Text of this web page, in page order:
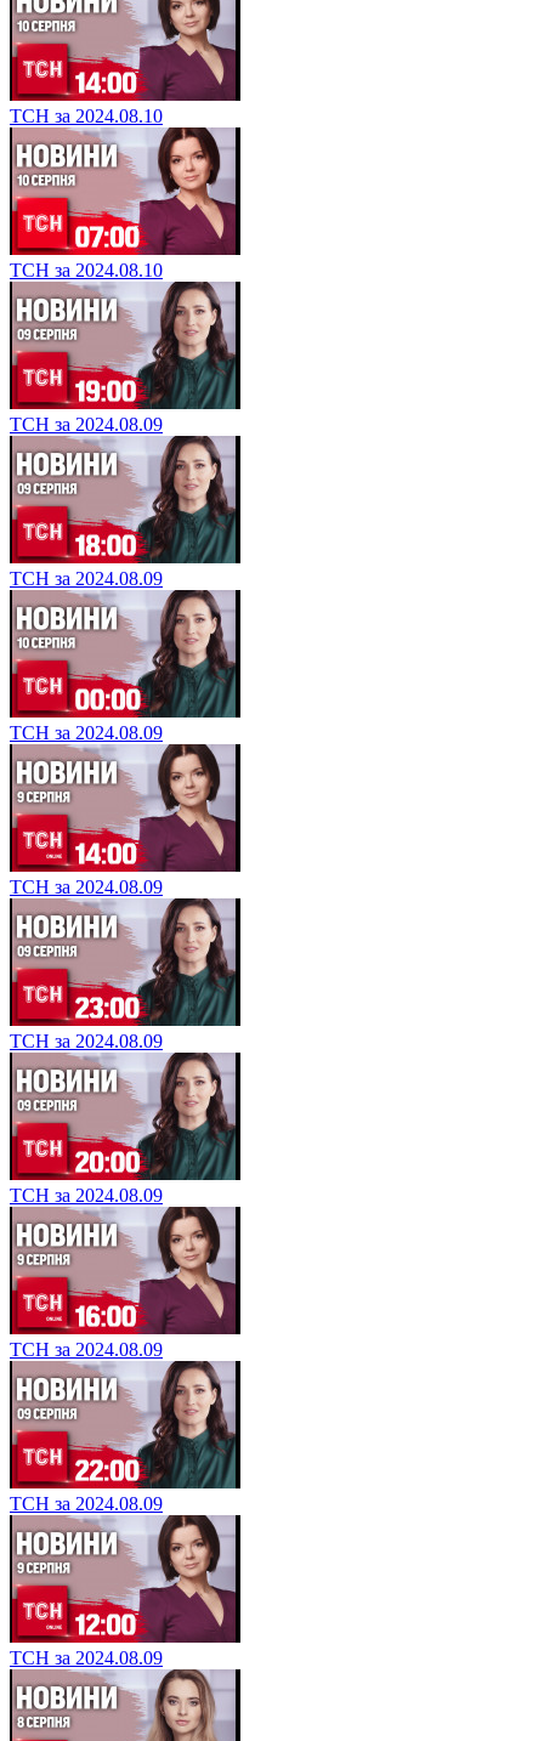
ТСН за 2024.08.10
ТСН за 2024.08.10
ТСН за 2024.08.09
ТСН за 2024.08.09
ТСН за 2024.08.09
ТСН за 2024.08.09
ТСН за 2024.08.09
ТСН за 2024.08.09
ТСН за 2024.08.09
ТСН за 2024.08.09
ТСН за 2024.08.09